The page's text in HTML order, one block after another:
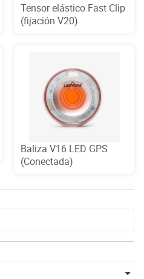
Tensor elástico Fast Clip
(fijación V20)
Baliza V16 LED GPS
(Conectada)